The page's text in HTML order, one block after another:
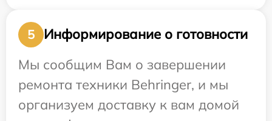
5
Информирование о готовности
Мы сообщим Вам о завершении
ремонта техники Behringer, и мы
организуем доставку к вам домой